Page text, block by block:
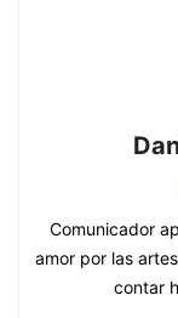
Comunicador
amor por las
contar